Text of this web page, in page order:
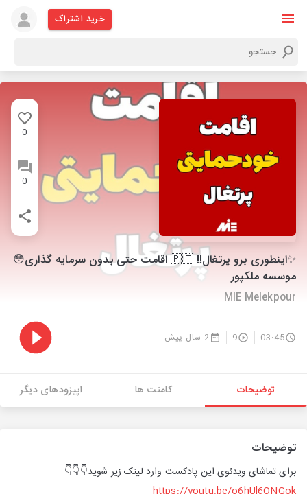
خرید اشتراک
0
0
✨اینطوری برو پرتغال!! 🇵🇹 اقامت حتی بدون سرمایه گذاری😳
موسسه ملکپور
MIE Melekpour
03:45
9 2 سال پیش
توضیحات کامنت ها اپیزودهای دیگر
توضیحات
برای تماشای ویدئوی این پادکست وارد لینک زیر شوید👇👇👇